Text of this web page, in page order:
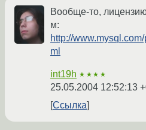
Вообще-то,
м:
http://
ml
int19h ★★★★
25.05.2004 12:52:13
Ссылка